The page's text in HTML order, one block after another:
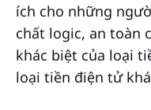
ích cho những
chất logic, an toàn
khác biệt của loại
loại tiền điện tử